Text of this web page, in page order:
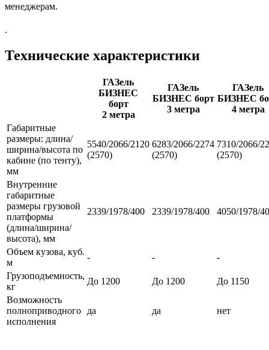
менеджерам.
.
Технические характеристики
ГАЗель
БИЗНЕС
борт
2 метра
ГАЗель
БИЗНЕС борт
3 метра
ГАЗель
БИЗНЕС
4 метра
Габаритные
размеры: длина/
ширина/высота по
кабине (по тенту),
мм
5540/2066/2120
(2570)
6283/2066/2274
(2570)
7310/2066/
(2570)
Внутренние
габаритные
размеры грузовой
платформы
(длина/ширина/
высота), мм
2339/1978/400 2339/1978/400 4050/1978/
Объем кузова, куб.
м
- -
-
Грузоподъемность,
кг
До 1200 До 1200
До 1150
Возможность
полноприводного
исполнения
да да нет